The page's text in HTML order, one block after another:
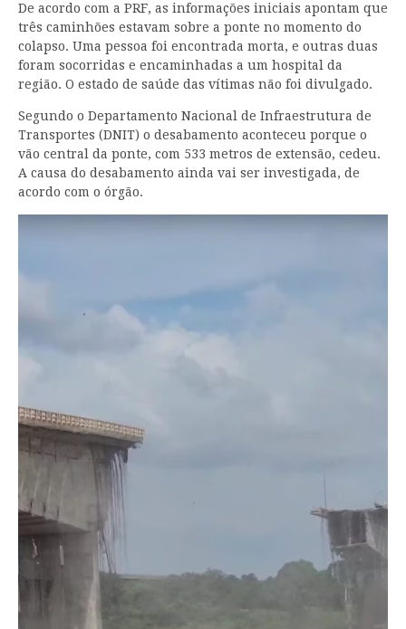
De acordo com a PRF, as informações iniciais apontam que
três caminhões estavam sobre a ponte no momento do
colapso. Uma pessoa foi encontrada morta, e outras duas
foram socorridas e encaminhadas a um hospital da
região. O estado de saúde das vítimas não foi divulgado.
Segundo o Departamento Nacional de Infraestrutura de
Transportes (DNIT) o desabamento aconteceu porque o
vão central da ponte, com 533 metros de extensão, cedeu.
A causa do desabamento ainda vai ser investigada, de
acordo com o órgão.